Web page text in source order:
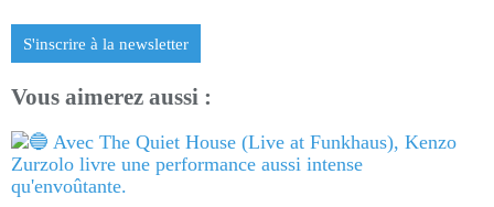
S'inscrire à la newsletter
Vous aimerez aussi :